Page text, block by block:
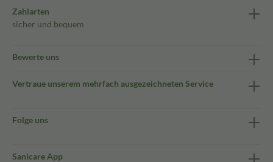
Zahlarten
sicher und bequem
Bewerte uns
Vertraue unserem mehrfach ausgezeichneten Service
Folge uns
Sanicare App